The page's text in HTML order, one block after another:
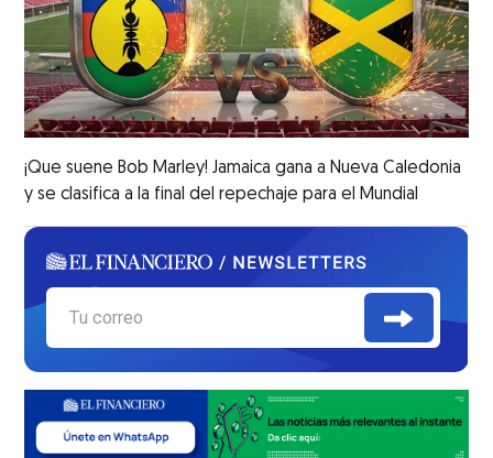
¡Que suene Bob Marley! Jamaica gana a Nueva Caledonia
y se clasifica a la final del repechaje para el Mundial